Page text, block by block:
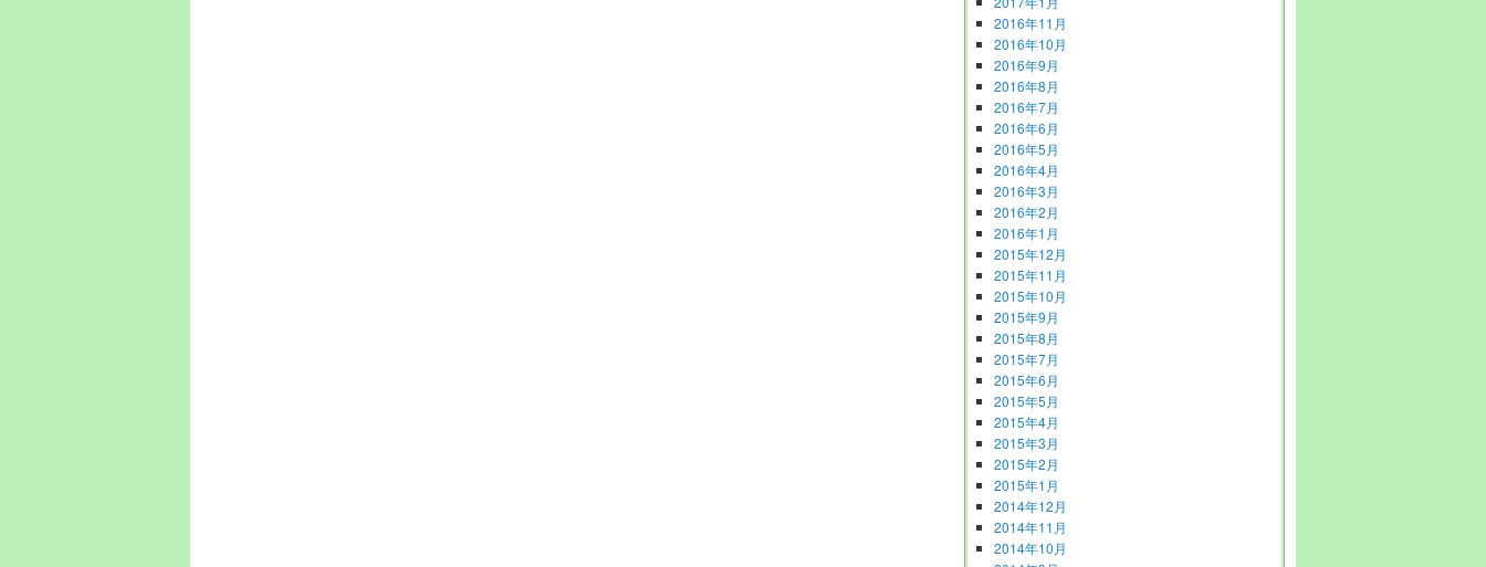
2016年11月
2016年10月
2016年9月
2016年8月
2016年7月
2016年6月
2016年5月
2016年4月
2016年3月
2016年2月
2016年1月
2015年12月
2015年11月
2015年10月
2015年9月
2015年8月
2015年7月
2015年6月
2015年5月
2015年4月
2015年3月
2015年2月
2015年1月
2014年12月
2014年11月
2014年10月